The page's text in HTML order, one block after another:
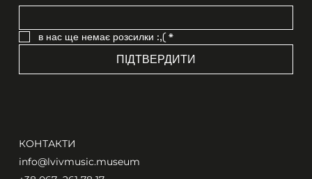
в нас ще немає розсилки :,( *
ПІДТВЕРДИТИ
КОНТАКТИ
info@lvivmusic.museum